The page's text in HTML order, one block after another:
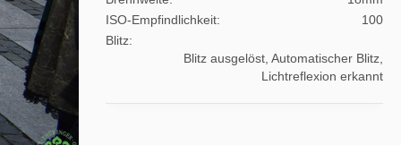
ISO-Empfindlichkeit
100
Blitz
Blitz ausgelöst, Automatischer Blitz,
Lichtreflexion erkannt